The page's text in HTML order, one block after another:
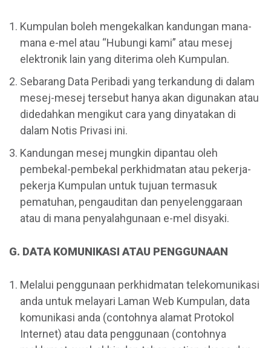
Kumpulan boleh mengekalkan kandungan mana-
mana e-mel atau “Hubungi kami” atau mesej
elektronik lain yang diterima oleh Kumpulan.
Sebarang Data Peribadi yang terkandung di dalam
mesej-mesej tersebut hanya akan digunakan atau
didedahkan mengikut cara yang dinyatakan di
dalam Notis Privasi ini.
Kandungan mesej mungkin dipantau oleh
pembekal-pembekal perkhidmatan atau pekerja-
pekerja Kumpulan untuk tujuan termasuk
pematuhan, pengauditan dan penyelenggaraan
atau di mana penyalahgunaan e-mel disyaki.
G. DATA KOMUNIKASI ATAU PENGGUNAAN
Melalui penggunaan perkhidmatan telekomunikasi
anda untuk melayari Laman Web Kumpulan, data
komunikasi anda (contohnya alamat Protokol
Internet) atau data penggunaan (contohnya